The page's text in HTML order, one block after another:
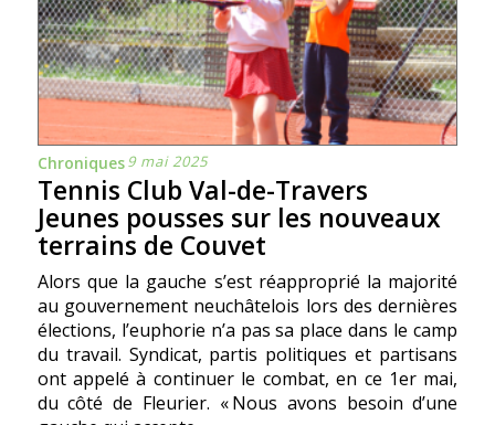
Chroniques9 mai 2025
Tennis Club Val-de-Travers
Jeunes pousses sur les nouveaux
terrains de Couvet
Alors que la gauche s’est réapproprié la majorité
au gouvernement neuchâtelois lors des dernières
élections, l’euphorie n’a pas sa place dans le camp
du travail. Syndicat, partis politiques et partisans
ont appelé à continuer le combat, en ce 1er mai,
du côté de Fleurier. « Nous avons besoin d’une